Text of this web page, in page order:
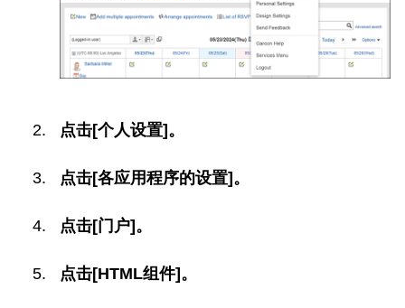
点击[个人设置]。
点击[各应用程序的设置]。
点击[门户]。
点击[HTML组件]。